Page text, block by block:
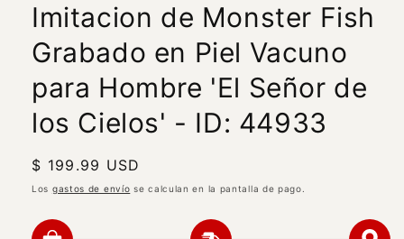
Imitacion de Monster Fish
Grabado en Piel Vacuno
para Hombre 'El Señor de
los Cielos' - ID: 44933
Precio
habitual
$ 199.99 USD
Los gastos de envío se calculan en la pantalla de pago.